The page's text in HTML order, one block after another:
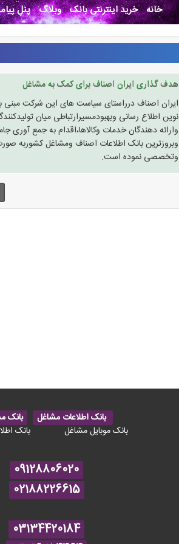
خانه خرید اینترنتی بانک وبلاگ پنل
هدف گذاری ایران اصناف برای کمک به مشاغل
ایران اصناف درراستای سیاست های این شرکت مبنی
نوین اطلاع رسانی وبهبودمسیرارتباطی میان
وارائه دهندگان خدمات وکالاها،اقدام به جمع آوری
وبروزترین بانک اطلاعات اصناف ومشاغل کشوربه
وتخصصی نموده است.
بانک اطلاعات مشاغل
بانک
بانک موبایل مشاغل
بانک
09128806020
02188226615
03134420184